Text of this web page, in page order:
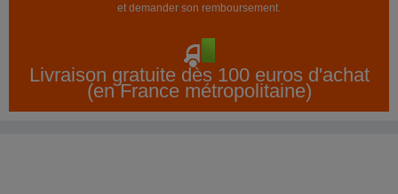
et demander son remboursement.
Livraison gratuite dès 100 euros d'achat
(en France métropolitaine)